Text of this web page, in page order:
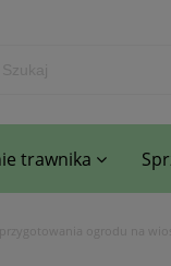
trawnika
ogrodu na